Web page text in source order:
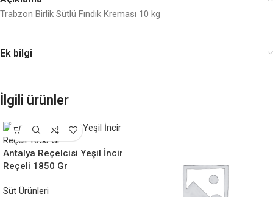
Trabzon Birlik Sütlü Fındık Kreması 10 kg
Ek bilgi
İlgili ürünler
Antalya Reçelcisi Yeşil İncir
Reçeli 1850 Gr
Süt Ürünleri